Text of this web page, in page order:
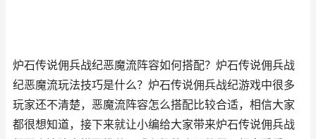
炉石传说佣兵战纪恶魔流阵容如何搭配？炉石传说佣兵战
纪恶魔流玩法技巧是什么？炉石传说佣兵战纪游戏中很多
玩家还不清楚，恶魔流阵容怎么搭配比较合适，相信大家
都很想知道，接下来就让小编给大家带来炉石传说佣兵战